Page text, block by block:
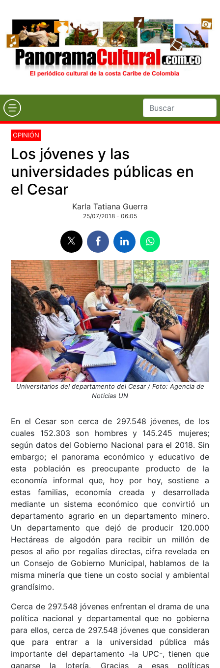
OPINIÓN
Los jóvenes y las
universidades públicas en
el Cesar
Karla Tatiana Guerra
25/07/2018 - 06:05
Universitarios del departamento del Cesar / Foto: Agencia de
Noticias UN
En el Cesar son cerca de 297.548 jóvenes, de los
cuales 152.303 son hombres y 145.245 mujeres;
según datos del Gobierno Nacional para el 2018. Sin
embargo; el panorama económico y educativo de
esta población es preocupante producto de la
economía informal que, hoy por hoy, sostiene a
estas familias, economía creada y desarrollada
mediante un sistema económico que convirtió un
departamento agrario en un departamento minero.
Un departamento que dejó de producir 120.000
Hectáreas de algodón para recibir un millón de
pesos al año por regalías directas, cifra revelada en
un Consejo de Gobierno Municipal, hablamos de la
misma minería que tiene un costo social y ambiental
grandísimo.
Cerca de 297.548 jóvenes enfrentan el drama de una
política nacional y departamental que no gobierna
para ellos, cerca de 297.548 jóvenes que consideran
que para entrar a la universidad pública más
importante del departamento -la UPC-, tienen que
ganarse la lotería. Gracias a esas políticas